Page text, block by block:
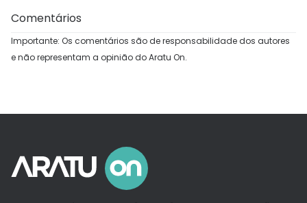
Comentários
Importante: Os comentários são de responsabilidade dos autores
e não representam a opinião do Aratu On.